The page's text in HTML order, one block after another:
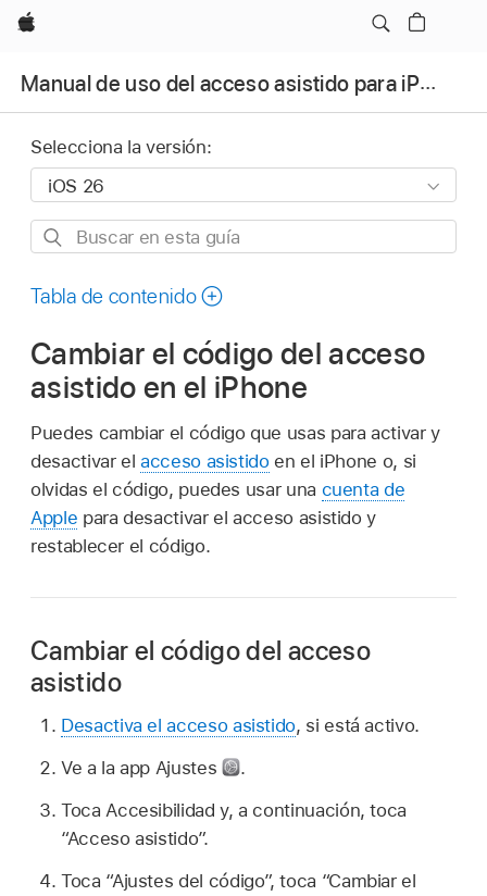
Apple
Manual de uso del acceso asistido para iPhone
Selecciona la versión:
Buscar
esta
Tabla de contenido
Cambiar el código del acceso
asistido en el iPhone
Puedes cambiar el código que usas para activar y
desactivar elacceso asistidoen el iPhone o, si
olvidas el código, puedes usar una cuenta de
Apple para desactivar el acceso asistido y
restablecer el código.
Cambiar el código del acceso
asistido
Desactiva el acceso asistido, si está activo.
Ve a la app Ajustes
.
Toca Accesibilidad y, a continuación, toca
“Acceso asistido”.
Toca “Ajustes del código”, toca “Cambiar el